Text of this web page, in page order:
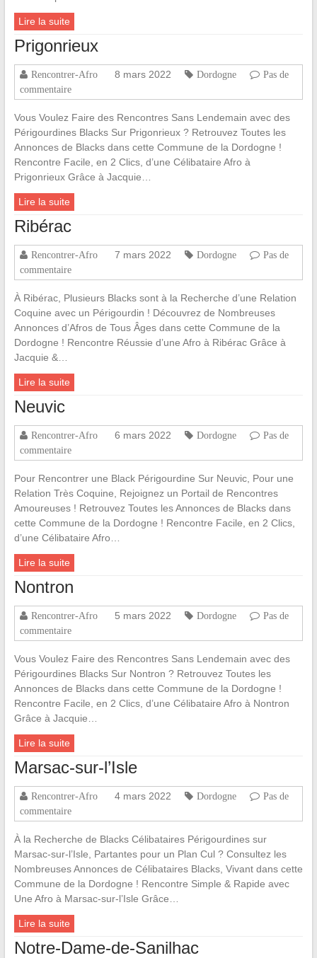
Lire la suite
Prigonrieux
Rencontrer-Afro 8 mars 2022 Dordogne
Pas de
commentaire
Vous Voulez Faire des Rencontres Sans Lendemain avec des
Périgourdines Blacks Sur Prigonrieux ? Retrouvez Toutes les
Annonces de Blacks dans cette Commune de la Dordogne !
Rencontre Facile, en 2 Clics, d’une Célibataire Afro à
Prigonrieux Grâce à Jacquie…
Lire la suite
Ribérac
Rencontrer-Afro 7 mars 2022 Dordogne
Pas de
commentaire
À Ribérac, Plusieurs Blacks sont à la Recherche d’une Relation
Coquine avec un Périgourdin ! Découvrez de Nombreuses
Annonces d’Afros de Tous Âges dans cette Commune de la
Dordogne ! Rencontre Réussie d’une Afro à Ribérac Grâce à
Jacquie &…
Lire la suite
Neuvic
Rencontrer-Afro 6 mars 2022 Dordogne
Pas de
commentaire
Pour Rencontrer une Black Périgourdine Sur Neuvic, Pour une
Relation Très Coquine, Rejoignez un Portail de Rencontres
Amoureuses ! Retrouvez Toutes les Annonces de Blacks dans
cette Commune de la Dordogne ! Rencontre Facile, en 2 Clics,
d’une Célibataire Afro…
Lire la suite
Nontron
Rencontrer-Afro 5 mars 2022 Dordogne
Pas de
commentaire
Vous Voulez Faire des Rencontres Sans Lendemain avec des
Périgourdines Blacks Sur Nontron ? Retrouvez Toutes les
Annonces de Blacks dans cette Commune de la Dordogne !
Rencontre Facile, en 2 Clics, d’une Célibataire Afro à Nontron
Grâce à Jacquie…
Lire la suite
Marsac-sur-l’Isle
Rencontrer-Afro 4 mars 2022 Dordogne
Pas de
commentaire
À la Recherche de Blacks Célibataires Périgourdines sur
Marsac-sur-l’Isle, Partantes pour un Plan Cul ? Consultez les
Nombreuses Annonces de Célibataires Blacks, Vivant dans cette
Commune de la Dordogne ! Rencontre Simple & Rapide avec
Une Afro à Marsac-sur-l’Isle Grâce…
Lire la suite
Notre-Dame-de-Sanilhac